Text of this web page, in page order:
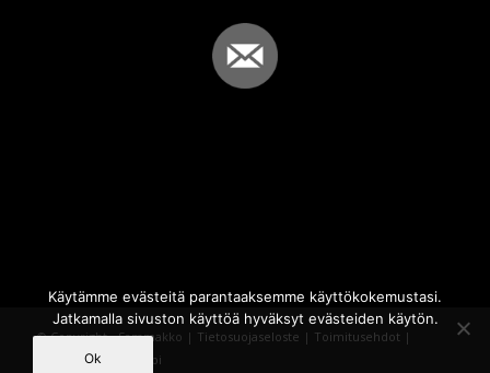
© Copyright - Sammakko | Tietosuojaseloste | Toimitusehdot |
Powered by
iQWebbi
Käytämme evästeitä parantaaksemme käyttökokemustasi.
Jatkamalla sivuston käyttöä hyväksyt evästeiden käytön.
Ok